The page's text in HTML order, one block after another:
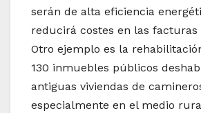
serán de alta eficiencia
reducirá costes en las facturas
Otro ejemplo es la
130 inmuebles públicos
antiguas viviendas de
especialmente en el medio